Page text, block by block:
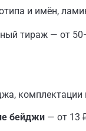
и имён,
тираж — от
комплектации
бейджи — от 13